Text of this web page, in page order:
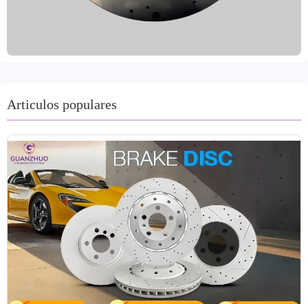
EMARK, estos discos cumplen con la norma
eficazmente su vida útil y reduce los costes de
mantenimiento. El mecanizado utiliza procesos de
torneado y rectificado de precisión para garantizar la
consistencia dimensional y el acabado superficial,
adaptándose a las necesidades de una amplia gama de
modelos de vehículos. Disponemos de etiquetas de marca
personalizadas y soluciones de embalaje para satisfacer las
diversas necesidades de compra de clientes B2B globales.
Los plazos de entrega son de tan solo 15 a 30 días.
Articulos populares